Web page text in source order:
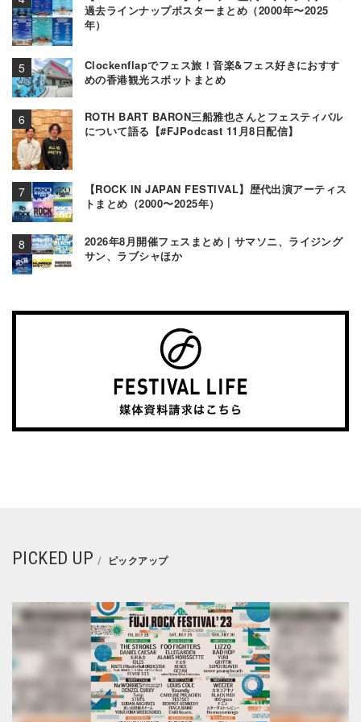
過去ラインナップポスターまとめ（2000年〜2025
年）
Clockenflapでフェス旅！音楽&フェス好きにおすす
めの香港観光スポットまとめ
ROTH BART BARON三船雅也さんとフェスティバル
について語る【#FJPodcast 11月8日配信】
【ROCK IN JAPAN FESTIVAL】歴代出演アーティス
トまとめ（2000〜2025年）
2026年8月開催フェスまとめ | サマソニ、ライジング
サン、ラブシャほか
PICKED UP ピックアップ